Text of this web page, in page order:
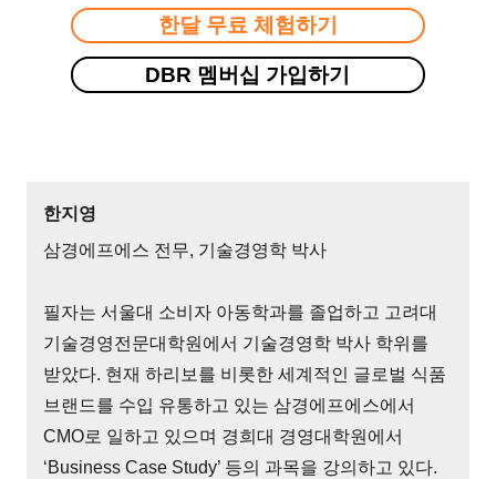
한달 무료 체험하기
DBR 멤버십 가입하기
한지영
삼경에프에스 전무, 기술경영학 박사
필자는 서울대 소비자 아동학과를 졸업하고 고려대
기술경영전문대학원에서 기술경영학 박사 학위를
받았다. 현재 하리보를 비롯한 세계적인 글로벌 식품
브랜드를 수입 유통하고 있는 삼경에프에스에서
CMO로 일하고 있으며 경희대 경영대학원에서
‘Business Case Study’ 등의 과목을 강의하고 있다.